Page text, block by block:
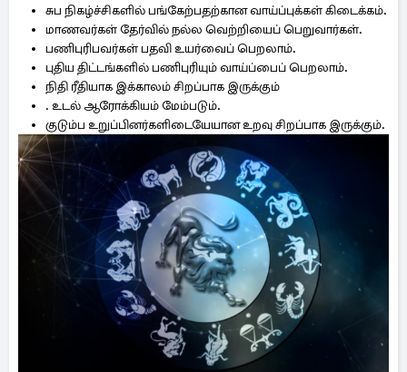
சுப நிகழ்ச்சிகளில் பங்கேற்பதற்கான வாய்ப்புக்கள் கிடைக்கம்.
மாணவர்கள் தேர்வில் நல்ல வெற்றியைப் பெறுவார்கள்.
பணிபுரிபவர்கள் பதவி உயர்வைப் பெறலாம்.
புதிய திட்டங்களில் பணிபுரியும் வாய்ப்பைப் பெறலாம்.
நிதி ரீதியாக இக்காலம் சிறப்பாக இருக்கும்
. உடல் ஆரோக்கியம் மேம்படும்.
குடும்ப உறுப்பினர்களிடையேயான உறவு சிறப்பாக இருக்கும்.